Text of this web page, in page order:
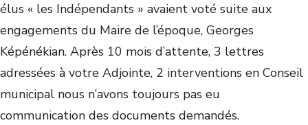
élus « les Indépendants » avaient voté suite aux
engagements du Maire de l’époque, Georges
Képénékian. Après 10 mois d’attente, 3 lettres
adressées à votre Adjointe, 2 interventions en Conseil
municipal nous n’avons toujours pas eu
communication des documents demandés.